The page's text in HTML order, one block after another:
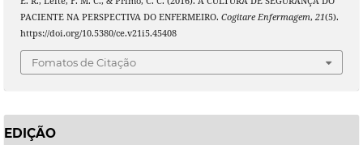
PACIENTE NA PERSPECTIVA DO ENFERMEIRO. Cogitare Enfermagem, 21(5).
https://doi.org/10.5380/ce.v21i5.45408
Fomatos de Citação
EDIÇÃO